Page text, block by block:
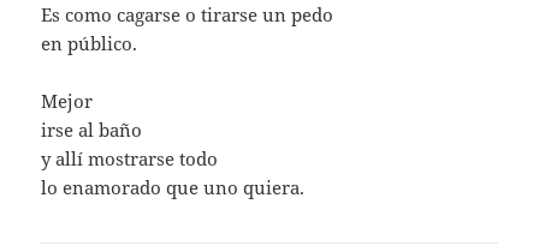
Es como cagarse o tirarse un pedo
en público.
Mejor
irse al baño
y allí mostrarse todo
lo enamorado que uno quiera.